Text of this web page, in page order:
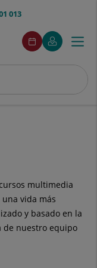
013
menuAcceso
Pedir
cita
Este
enlace
se
en
Mi
Quirónsalud
Este
enlace
se
en
ventana
nueva.
Menú
multimedia
vida más
y basado en la
de nuestro equipo